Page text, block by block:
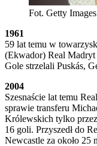
Fot. Getty Images
1961
59 lat temu w
(Ekwador) Real Madryt
Gole strzelali Puskás,
2004
Szesnaście lat temu
sprawie transferu
Królewskich tylko przez
16 goli. Przyszedł do
Newcastle za około 25